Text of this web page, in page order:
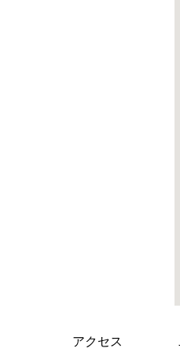
アクセス